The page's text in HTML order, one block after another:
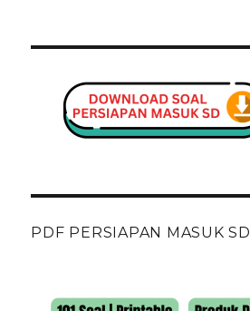
PDF PERSIAPAN MASUK SD